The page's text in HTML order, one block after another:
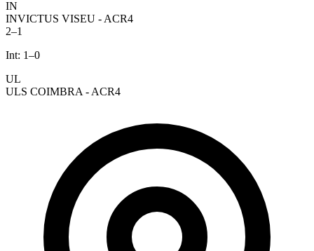
IN
INVICTUS VISEU - ACR4
2–1
Int: 1–0
UL
ULS COIMBRA - ACR4